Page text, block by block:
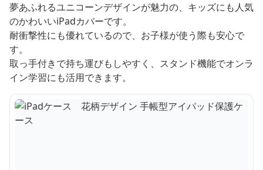
夢あふれるユニコーンデザインが魅力の、キッズにも人気
のかわいいiPadカバーです。
耐衝撃性にも優れているので、お子様が使う際も安心で
す。
取っ手付きで持ち運びもしやすく、スタンド機能でオンラ
イン学習にも活用できます。